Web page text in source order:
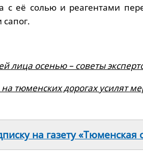
её солью и реагентами
лица осенью – советы
тюменских дорогах усилят
на газету «Тюменская